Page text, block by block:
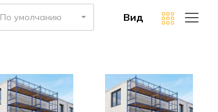
По умолчанию Вид